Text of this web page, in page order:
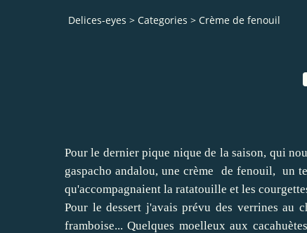
Delices-eyes > Categories > Crème de fenouil
Pour le dernier pique nique de la saison, qui
gaspacho andalou, une crème de fenouil, un
qu'accompagnaient la ratatouille et les
Pour le dessert j'avais prévu des verrinesau
framboise... Quelques moelleux aux